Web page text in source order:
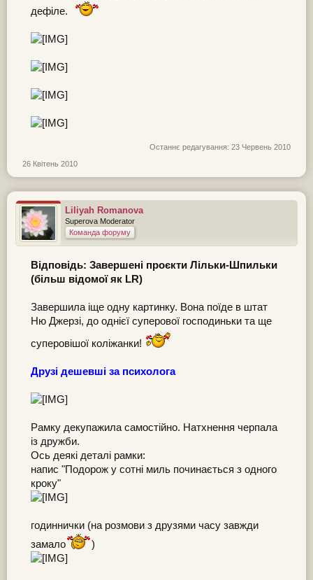
дефіле.
Останнє редагування: 23 Червень 2010
26 Квітень 2010
Liliyah Romanova
Superova Moderator
Команда форуму
Відповідь: Завершені проєкти Лільки-Шпильки
(більш відомої як LR)
Завершила іще одну картинку. Вона поїде в штат
Ню Джерзі, до однієї суперової господиньки та ще
суперовішої коліжанки!
Друзі дешевші за психолога
Рамку декупажила самостійно. Натхнення черпала
із дружби.
Ось деякі деталі рамки:
напис "Подорож у сотні миль починається з одного
кроку"
годиннички (на розмови з друзями часу завжди
замало
)